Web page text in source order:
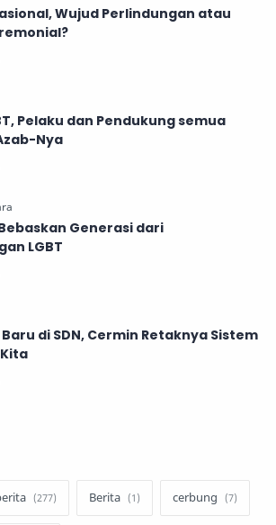
Wujud Perlindungan atau
Pelaku dan Pendukung semua
Nya
Generasi dari
LGBT
di SDN, Cermin Retaknya Sistem
Berita cerbung